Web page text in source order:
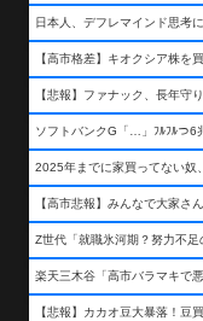
日本人、デフレマインド思考
ソフトバンクG「…」ﾌﾙﾌﾙつ
【悲報】カカオ豆大暴落！豆